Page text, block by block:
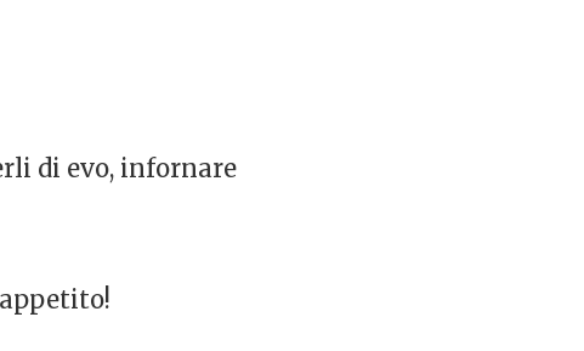
di evo, infornare